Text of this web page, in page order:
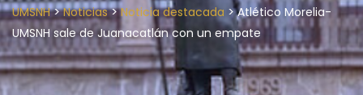
UMSNH>Noticias>Noticia destacada >Atlético Morelia-
UMSNH sale de Juanacatlán con un empate